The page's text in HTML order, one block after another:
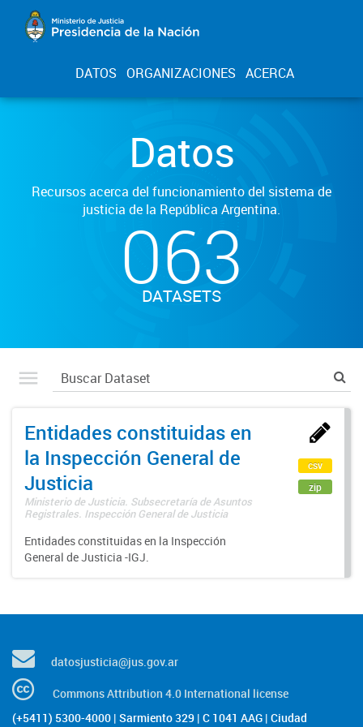
DATOS ORGANIZACIONES ACERCA
Datos
Recursos acerca del funcionamiento del sistema de
justicia de la República Argentina.
063
DATASETS
Entidades constituidas en
la Inspección General de
Justicia
Ministerio de Justicia. Subsecretaría de Asuntos
Registrales. Inspección General de Justicia
Entidades constituidas en la Inspección
General de Justicia -IGJ.
csv
zip
datosjusticia@jus.gov.ar
Commons Attribution 4.0 International license
(+5411) 5300-4000 | Sarmiento 329 | C 1041 AAG | Ciudad